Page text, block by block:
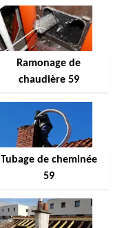
Ramonage de
chaudière 59
Tubage de cheminée
59